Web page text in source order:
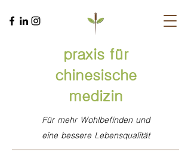
praxis für
chinesische
medizin
Für mehr Wohlbefinden und
eine bessere Lebensqualität